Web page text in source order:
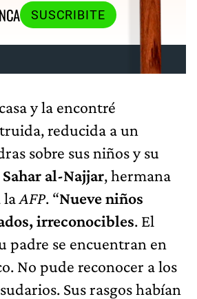
SUSCRIBITE
y la encontré
reducida a un
sobre sus niños y su
Sahar al-Najjar, hermana
laAFP. “Nueve niños
irreconocibles. El
padre se encuentran en
No pude reconocer a los
Sus rasgos habían